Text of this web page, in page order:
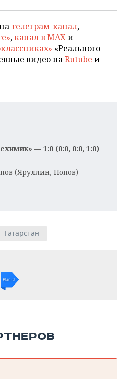
телеграм-канал,
,канал в MAXи
«Реального
видео наRutube и
— 1:0 (0:0, 0:0, 1:0)
(Яруллин, Попов)
Татарстан